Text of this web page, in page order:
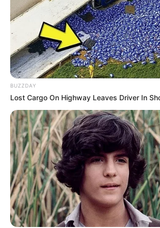
kali berolahraga.
Olahraga yang menyenangkan bisa kamu pilih
kamu sukai, misalnya yoga, zumba, aerobik,
6. Kurangi konsumsi garam
BUZZDAY
Lost Cargo On Highway Leaves Driver In